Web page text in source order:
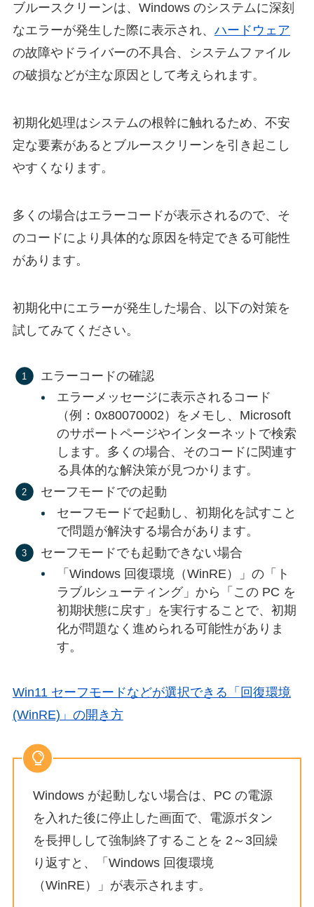
ブルースクリーンは、Windows のシステムに深刻
なエラーが発生した際に表示され、 ハードウェア
の故障やドライバーの不具合、システムファイル
の破損などが主な原因として考えられます。
初期化処理はシステムの根幹に触れるため、不安
定な要素があるとブルースクリーンを引き起こし
やすくなります。
多くの場合はエラーコードが表示されるので、そ
のコードにより具体的な原因を特定できる可能性
があります。
初期化中にエラーが発生した場合、以下の対策を
試してみてください。
エラーコードの確認
エラーメッセージに表示されるコード
（例：0x80070002）をメモし、Microsoft
のサポートページやインターネットで検索
します。多くの場合、そのコードに関連す
る具体的な解決策が見つかります。
セーフモードでの起動
セーフモードで起動し、初期化を試すこと
で問題が解決する場合があります。
セーフモードでも起動できない場合
「Windows 回復環境（WinRE）」の「ト
ラブルシューティング」から「この PC を
初期状態に戻す」を実行することで、初期
化が問題なく進められる可能性がありま
す。
Win11 セーフモードなどが選択できる「回復環境
(WinRE)」の開き方
Windows が起動しない場合は、PC の電源
を入れた後に停止した画面で、電源ボタン
を長押しして強制終了することを 2～3回繰
り返すと、「Windows 回復環境
（WinRE）」が表示されます。